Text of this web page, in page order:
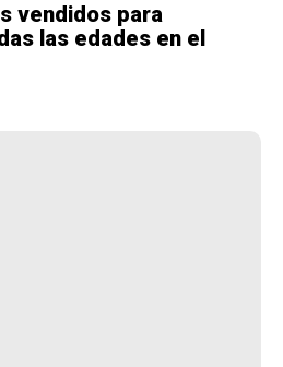
vendidos para
las edades en el